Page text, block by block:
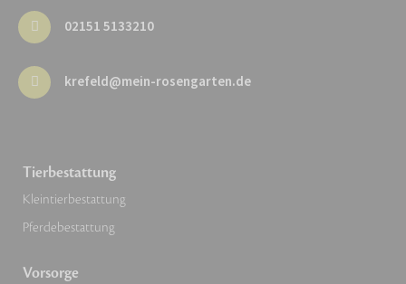
02151 5133210
krefeld@mein-rosengarten.de
Tierbestattung
Kleintierbestattung
Pferdebestattung
Vorsorge